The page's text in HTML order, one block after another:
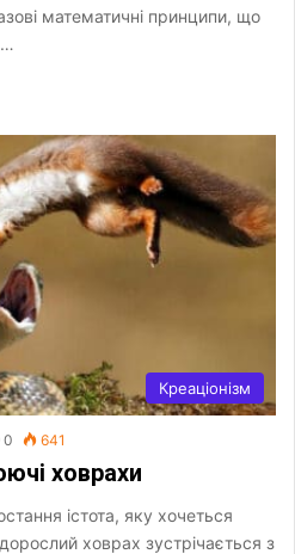
математичні принципи, що
Креаціонізм
0 641
ховрахи
істота, яку хочеться
ховрах зустрічається з